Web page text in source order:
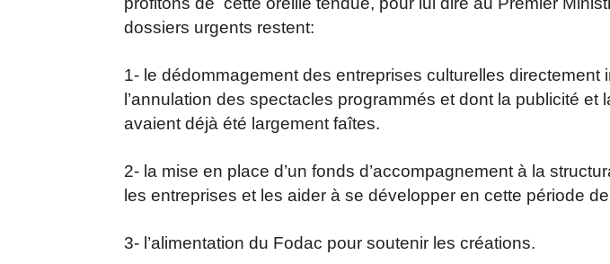
dossiers urgents restent:
1- le dédommagement des entreprises culturelles directement
l’annulation des spectacles programmés et dont la publicité et
avaient déjà été largement faîtes.
2- la mise en place d’un fonds d’accompagnement à la
les entreprises et les aider à se développer en cette période
3- l’alimentation du Fodac pour soutenir les créations.